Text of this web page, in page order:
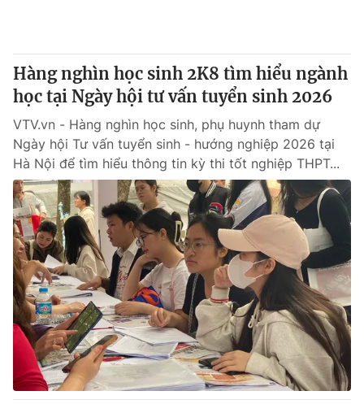
Hàng nghìn học sinh 2K8 tìm hiểu ngành
học tại Ngày hội tư vấn tuyển sinh 2026
VTV.vn - Hàng nghìn học sinh, phụ huynh tham dự
Ngày hội Tư vấn tuyển sinh - hướng nghiệp 2026 tại
Hà Nội để tìm hiểu thông tin kỳ thi tốt nghiệp THPT...